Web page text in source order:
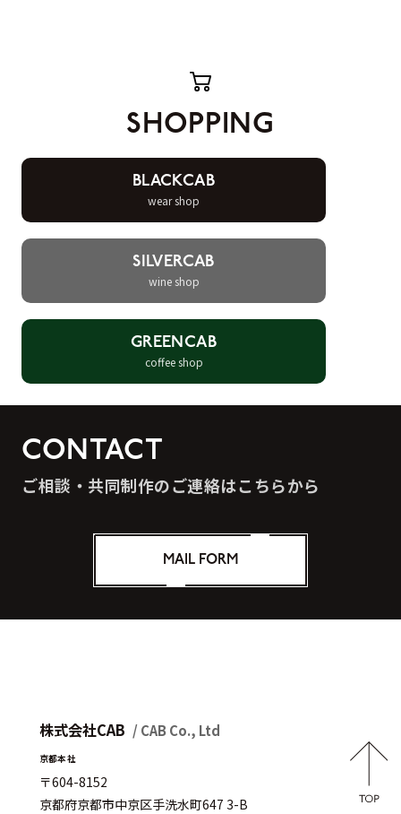
SHOPPING
BLACKCAB
wear shop
SILVERCAB
wine shop
GREENCAB
coffee shop
CONTACT
ご相談・共同制作のご連絡はこちらから
MAIL FORM
株式会社CAB / CAB Co., Ltd
京都本社
〒604-8152
京都府京都市中京区手洗水町647 3-B